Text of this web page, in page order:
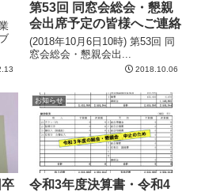
第53回 同窓会総会・懇親
会出席予定の皆様へご連絡
(2018年10月6日10時) 第53回 同
窓会総会・懇親会出...
2018.10.06
お知らせ
令和3年度決算書・令和4